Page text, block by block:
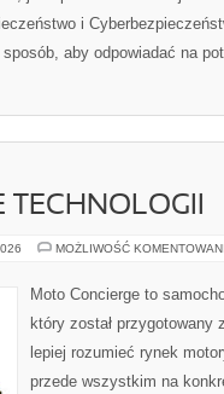
i
aby odpowiadać na
TECHNOLOGII
MOŻLIWOŚĆ
Moto Concierge to
który został
lepiej rozumieć rynek
przede wszystkim na